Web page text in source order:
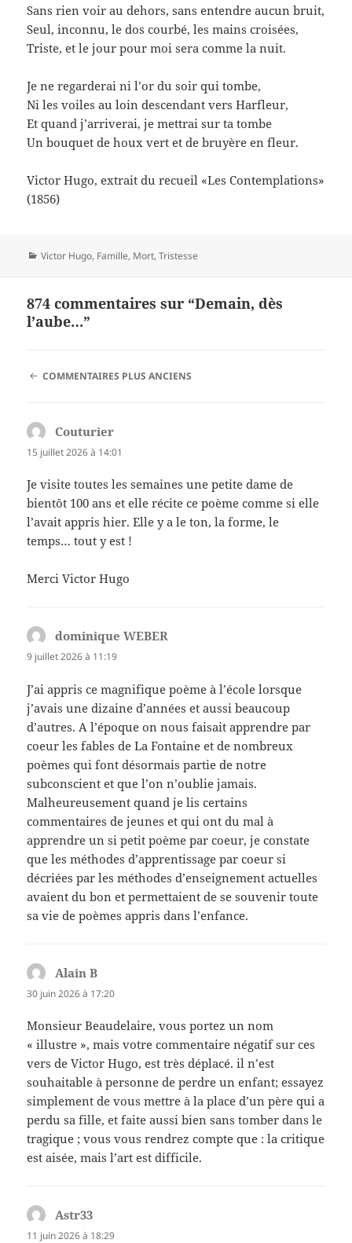
Sans rien voir au dehors, sans entendre aucun bruit,
Seul, inconnu, le dos courbé, les mains croisées,
Triste, et le jour pour moi sera comme la nuit.
Je ne regarderai ni l’or du soir qui tombe,
Ni les voiles au loin descendant vers Harfleur,
Et quand j’arriverai, je mettrai sur ta tombe
Un bouquet de houx vert et de bruyère en fleur.
Victor Hugo, extrait du recueil «Les Contemplations»
(1856)
Catégories
Victor Hugo, Famille, Mort,Tristesse
874 commentaires sur “Demain, dès
l’aube…”
NAVIGATION
COMMENTAIRES PLUS ANCIENS
Couturier
15 juillet 2026 à 14:01
Je visite toutes les semaines une petite dame de
bientôt 100 ans et elle récite ce poème comme si elle
l’avait appris hier. Elle y a le ton, la forme, le
temps… tout y est !
Merci Victor Hugo
dominique WEBER
9 juillet 2026 à 11:19
J’ai appris ce magnifique poème à l’école lorsque
j’avais une dizaine d’années et aussi beaucoup
d’autres. A l’époque on nous faisait apprendre par
coeur les fables de La Fontaine et de nombreux
poèmes qui font désormais partie de notre
subconscient et que l’on n’oublie jamais.
Malheureusement quand je lis certains
commentaires de jeunes et qui ont du mal à
apprendre un si petit poème par coeur, je constate
que les méthodes d’apprentissage par coeur si
décriées par les méthodes d’enseignement actuelles
avaient du bon et permettaient de se souvenir toute
sa vie de poèmes appris dans l’enfance.
Alain B
30 juin 2026 à 17:20
Monsieur Beaudelaire, vous portez un nom
« illustre », mais votre commentaire négatif sur ces
vers de Victor Hugo, est très déplacé. il n’est
souhaitable à personne de perdre un enfant; essayez
simplement de vous mettre à la place d’un père qui a
perdu sa fille, et faite aussi bien sans tomber dans le
tragique ; vous vous rendrez compte que : la critique
est aisée, mais l’art est difficile.
Astr33
11 juin 2026 à 18:29